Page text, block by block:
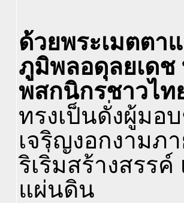
ด้วยพระเมตตา
ภูมิพลอดุลยเดช
พสกนิกรชาวไท
ทรงเป็นดั่งผู้มอ
เจริญงอกงามภ
ริเริ่มสร้างสรร
แผ่นดิน